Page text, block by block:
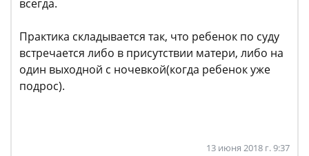
всегда.
Практика складывается так, что ребенок по суду
встречается либо в присутствии матери, либо на
один выходной с ночевкой(когда ребенок уже
подрос).
13 июня 2018 г. 9:37